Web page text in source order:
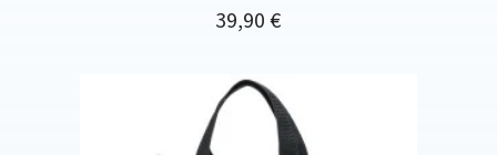
Prix
39,90 €